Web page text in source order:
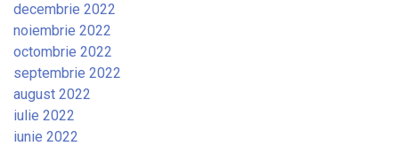
decembrie 2022
noiembrie 2022
octombrie 2022
septembrie 2022
august 2022
iulie 2022
iunie 2022